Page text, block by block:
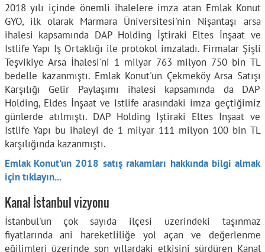
2018 yılı içinde önemli ihalelere imza atan Emlak Konut
GYO, ilk olarak Marmara Üniversitesi'nin Nişantaşı arsa
ihalesi kapsamında DAP Holding İştiraki Eltes İnşaat ve
Istlife Yapı İş Ortaklığı ile protokol imzaladı. Firmalar Şişli
Teşvikiye Arsa İhalesi'ni 1 milyar 763 milyon 750 bin TL
bedelle kazanmıştı. Emlak Konut'un Çekmeköy Arsa Satışı
Karşılığı Gelir Paylaşımı ihalesi kapsamında da DAP
Holding, Eldes İnşaat ve Istlife arasındaki imza geçtiğimiz
günlerde atılmıştı. DAP Holding İştiraki Eltes İnşaat ve
Istlife Yapı bu ihaleyi de 1 milyar 111 milyon 100 bin TL
karşılığında kazanmıştı.
Emlak Konut'un 2018 satış rakamları hakkında bilgi almak
için tıklayın...
Kanal İstanbul vizyonu
İstanbul'un çok sayıda ilçesi üzerindeki taşınmaz
fiyatlarında ani hareketliliğe yol açan ve değerlenme
eğilimleri üzerinde son yıllardaki etkisini sürdüren Kanal